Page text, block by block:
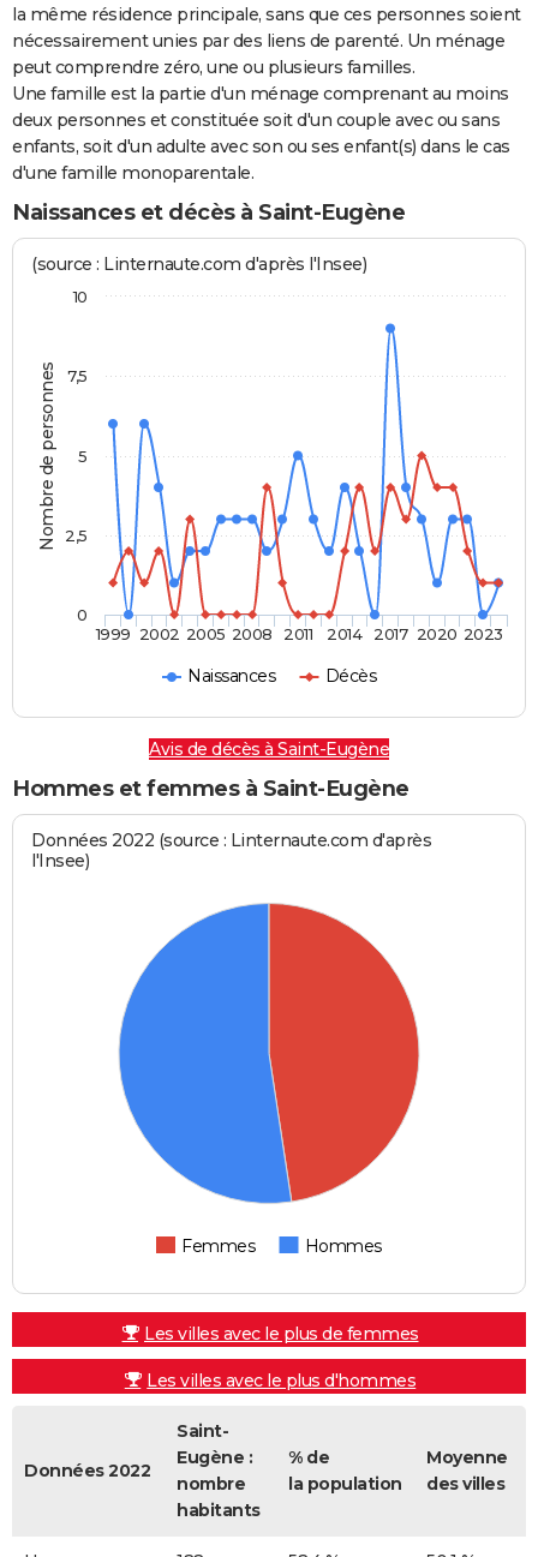
la même résidence principale, sans que ces personnes soient
nécessairement unies par des liens de parenté. Un ménage
peut comprendre zéro, une ou plusieurs familles.
Une famille est la partie d'un ménage comprenant au moins
deux personnes et constituée soit d'un couple avec ou sans
enfants, soit d'un adulte avec son ou ses enfant(s) dans le cas
d'une famille monoparentale.
Naissances et décès à Saint-Eugène
Nombre de personnes
(source : Linternaute.com d'après l'Insee)
Naissances Décès
1999 2002 2005 2008 2011 2014 2017 2020 2023
0
2,5
5
7,5
10
Avis de décès à Saint-Eugène
Hommes et femmes à Saint-Eugène
Données 2022 (source : Linternaute.com d'après
l'Insee)
Femmes Hommes
Les villes avec le plus de femmes
Les villes avec le plus d'hommes
Données 2022
Saint-
Eugène :
nombre
habitants
% de
la population
Moyenne
des villes